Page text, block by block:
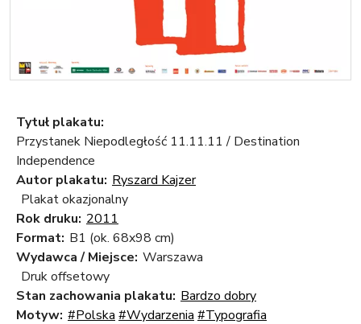
Tytuł plakatu:
Przystanek Niepodległość 11.11.11 / Destination
Independence
Autor plakatu: Ryszard Kajzer
Plakat okazjonalny
Rok druku: 2011
Format: B1 (ok. 68x98 cm)
Wydawca / Miejsce: Warszawa
Druk offsetowy
Stan zachowania plakatu: Bardzo dobry
Motyw: #Polska #Wydarzenia #Typografia